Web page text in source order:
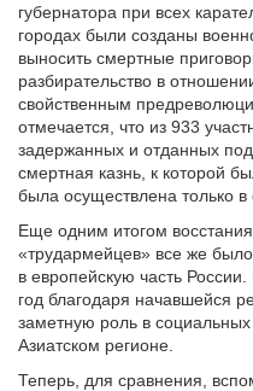
губернатора при всех
городах были созданы
выносить смертные
разбирательство в
свойственным
отмечается, что из 933
задержанных и отданных
смертная казнь, к которой
была осуществлена только
Еще одним итогом
«трудармейцев» все же
в европейскую часть
год благодаря начавшейся
заметную роль в
Азиатском регионе.
Теперь, для сравнения,